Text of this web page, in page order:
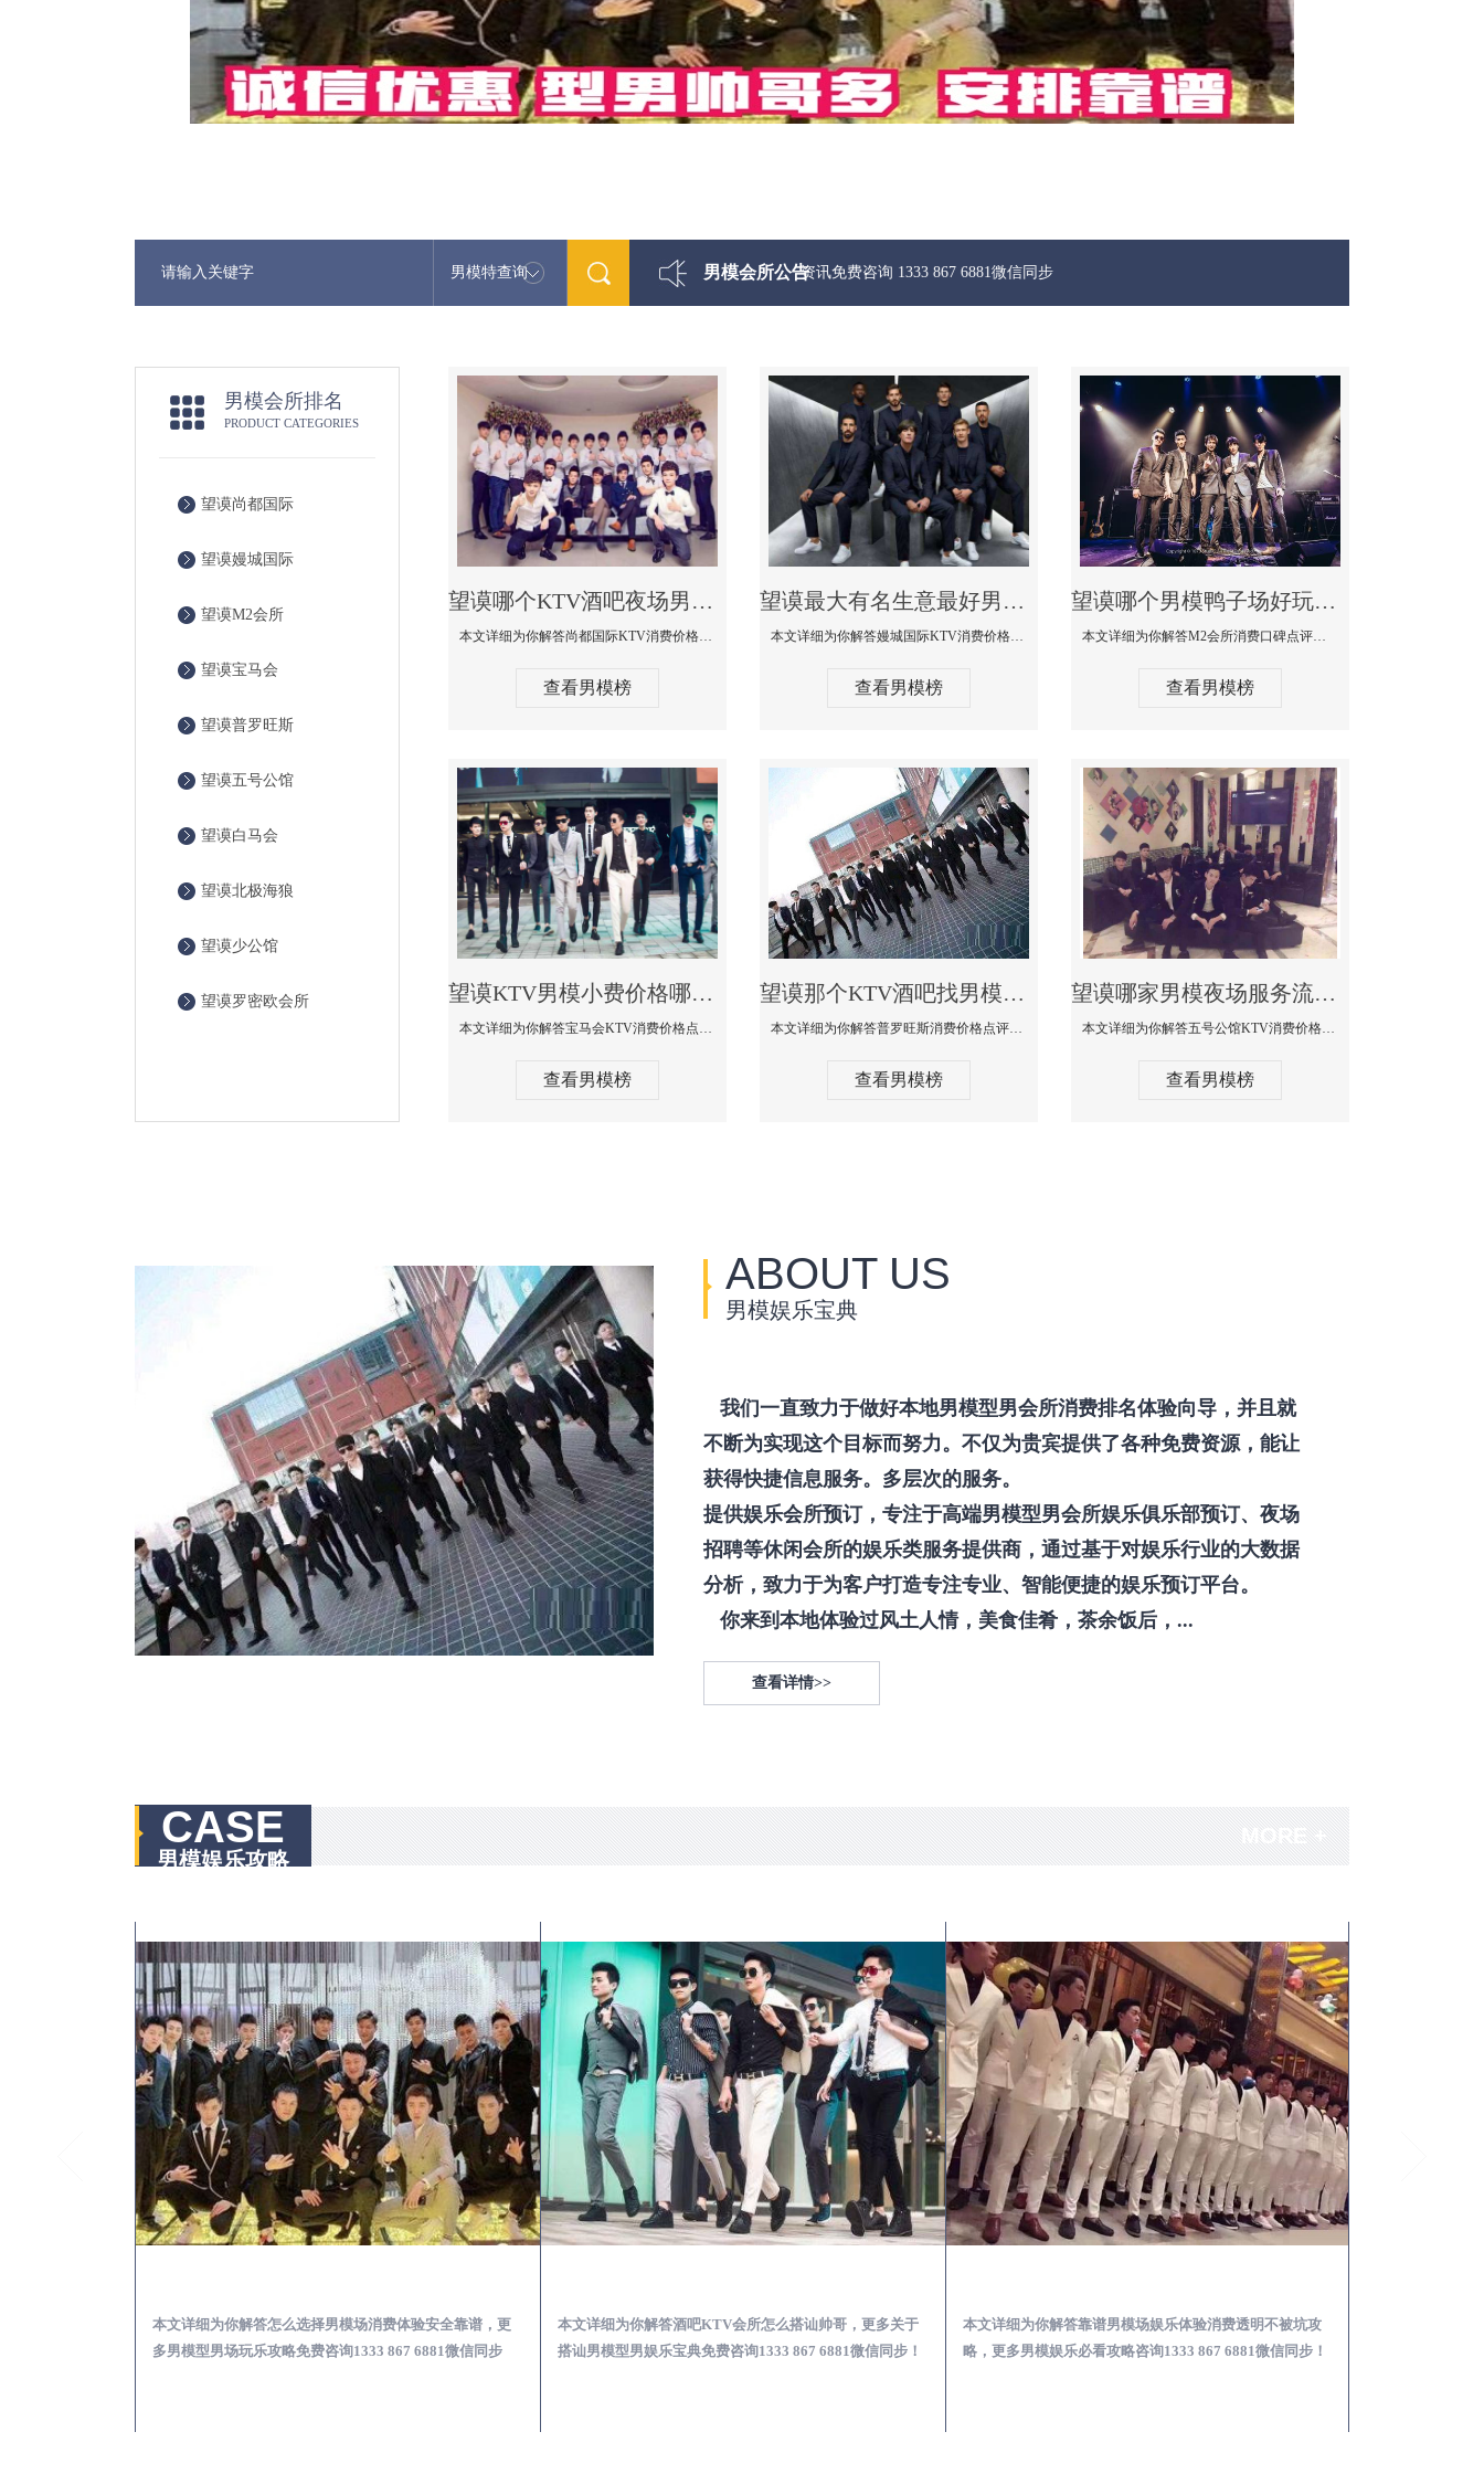
男模特查询 男模会所公告
最新男模娱乐资讯免费咨询 1333 867 6881微信同步
男模会所排名
PRODUCT CATEGORIES
望谟尚都国际
望谟嫚城国际
望谟M2会所
望谟宝马会
望谟普罗旺斯
望谟五号公馆
望谟白马会
望谟北极海狼
望谟少公馆
望谟罗密欧会所
望谟哪个KTV酒吧夜场男模公关型男最帅-尚都国际KTV消费价格点评
本文详细为你解答尚都国际KTV消费价格点评，更多关于哪个KTV酒吧夜场男模公关型男最帅免费咨询1333 867 6881微信同步
查看男模榜
望谟最大有名生意最好男模少爷场KTV体验-嫚城国际KTV消费价格点评
本文详细为你解答嫚城国际KTV消费价格口碑点评，更多关于最大有名生意最好男模少爷场KTV体验免费咨询1333 867 6881微信同步！
查看男模榜
望谟哪个男模鸭子场好玩陪酒服务好-M2会所KTV消费口碑点评
本文详细为你解答M2会所消费口碑点评，更多关于哪个男模鸭子场好玩陪酒服务好免费咨询1333 867 6881微信同步！
查看男模榜
望谟KTV男模小费价格哪家便宜-宝马会KTV消费口碑点评
本文详细为你解答宝马会KTV消费价格点评，更多关于KTV男模小费价格哪家便宜免费咨询1333 867 6881微信同步！
查看男模榜
望谟那个KTV酒吧找男模帅哥男妓多-普罗旺斯KTV真实口碑点评
本文详细为你解答普罗旺斯消费价格点评，更多关于那个KTV酒吧找男模帅哥最多免费咨询1333 867 6881微信同步！
查看男模榜
望谟哪家男模夜场服务流程全面-五号公馆KTV消费价格点评
本文详细为你解答五号公馆KTV消费价格，更多关于哪家男模夜场服务流程全面免费咨询1333 867 6881微信同步！
查看男模榜
ABOUT US
男模娱乐宝典
我们一直致力于做好本地男模型男会所消费排名体验向导，并且就
不断为实现这个目标而努力。不仅为贵宾提供了各种免费资源，能让
获得快捷信息服务。多层次的服务。
提供娱乐会所预订，专注于高端男模型男会所娱乐俱乐部预订、夜场
招聘等休闲会所的娱乐类服务提供商，通过基于对娱乐行业的大数据
分析，致力于为客户打造专注专业、智能便捷的娱乐预订平台。
你来到本地体验过风土人情，美食佳肴，茶余饭后，...
查看详情>>
CASE
男模娱乐攻略
本文详细为你解答怎么选择男模场消费体验安全靠谱，更
多男模型男场玩乐攻略免费咨询1333 867 6881微信同步
本文详细为你解答酒吧KTV会所怎么搭讪帅哥，更多关于
搭讪男模型男娱乐宝典免费咨询1333 867 6881微信同步！
本文详细为你解答靠谱男模场娱乐体验消费透明不被坑攻
略，更多男模娱乐必看攻略咨询1333 867 6881微信同步！